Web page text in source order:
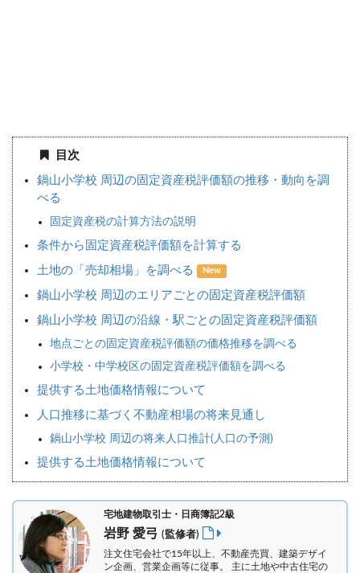
目次
鍋山小学校 周辺の固定資産税評価額の推移・動向を調
べる
固定資産税の計算方法の説明
条件から固定資産税評価額を計算する
土地の「売却相場」を調べる New
鍋山小学校 周辺のエリアごとの固定資産税評価額
鍋山小学校 周辺の沿線・駅ごとの固定資産税評価額
地点ごとの固定資産税評価額の価格推移を調べる
小学校・中学校区の固定資産税評価額を調べる
提供する土地価格情報について
人口推移に基づく不動産相場の将来見通し
鍋山小学校 周辺の将来人口推計(人口の予測)
提供する土地価格情報について
宅地建物取引士・日商簿記2級
岩野 愛弓 (監修者)
注文住宅会社で15年以上、不動産売買、建築デザイ
ン企画、営業企画等に従事。 主に土地や中古住宅の